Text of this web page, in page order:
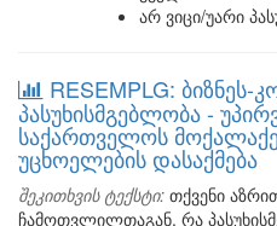
არ ვიცი/უარი
RESEMPLG: ბიზნეს-
პასუხისმგებლობა -
საქართველოს
უცხოელების დასაქმება
შეკითხვის ტექსტი: თქვენი
ჩამოთვლილთაგან, რა